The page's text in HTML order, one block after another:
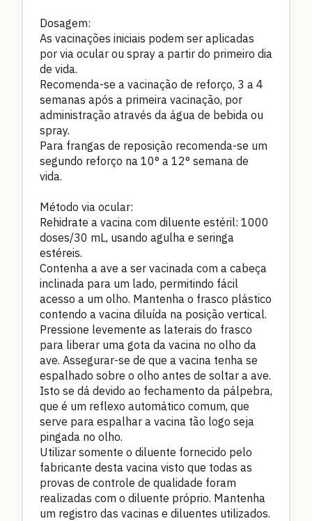
Dosagem:
As vacinações iniciais podem ser aplicadas
por via ocular ou spray a partir do primeiro dia
de vida.
Recomenda-se a vacinação de reforço, 3 a 4
semanas após a primeira vacinação, por
administração através da água de bebida ou
spray.
Para frangas de reposição recomenda-se um
segundo reforço na 10° a 12° semana de
vida.
Método via ocular:
Rehidrate a vacina com diluente estéril: 1000
doses/30 mL, usando agulha e seringa
estéreis.
Contenha a ave a ser vacinada com a cabeça
inclinada para um lado, permitindo fácil
acesso a um olho. Mantenha o frasco plástico
contendo a vacina diluída na posição vertical.
Pressione levemente as laterais do frasco
para liberar uma gota da vacina no olho da
ave. Assegurar-se de que a vacina tenha se
espalhado sobre o olho antes de soltar a ave.
Isto se dá devido ao fechamento da pálpebra,
que é um reflexo automático comum, que
serve para espalhar a vacina tão logo seja
pingada no olho.
Utilizar somente o diluente fornecido pelo
fabricante desta vacina visto que todas as
provas de controle de qualidade foram
realizadas com o diluente próprio. Mantenha
um registro das vacinas e diluentes utilizados.